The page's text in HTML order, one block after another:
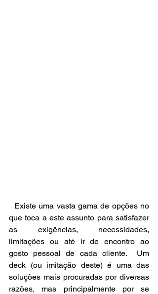
que toca a este assunto para satisfazer
as exigências, necessidades,
limitações ou até ir de encontro ao
gosto pessoal de cada cliente.  Um
deck (ou imitação deste) é uma das
soluções mais procuradas por diversas
razões, mas principalmente por se